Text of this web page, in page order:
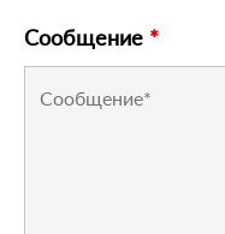
Сообщение *